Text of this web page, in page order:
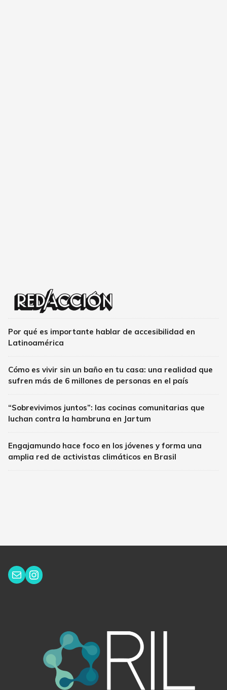
Por qué es importante hablar de accesibilidad en
Latinoamérica
Cómo es vivir sin un baño en tu casa: una realidad que
sufren más de 6 millones de personas en el país
“Sobrevivimos juntos”: las cocinas comunitarias que
luchan contra la hambruna en Jartum
Engajamundo hace foco en los jóvenes y forma una
amplia red de activistas climáticos en Brasil
Correo electrónico
Instagram